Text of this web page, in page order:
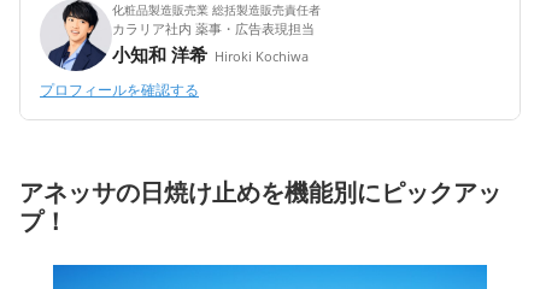
化粧品製造販売業 総括製造販売責任者
カラリア社内 薬事・広告表現担当
小知和 洋希 Hiroki Kochiwa
プロフィールを確認する
アネッサの日焼け止めを機能別にピックアッ
プ！